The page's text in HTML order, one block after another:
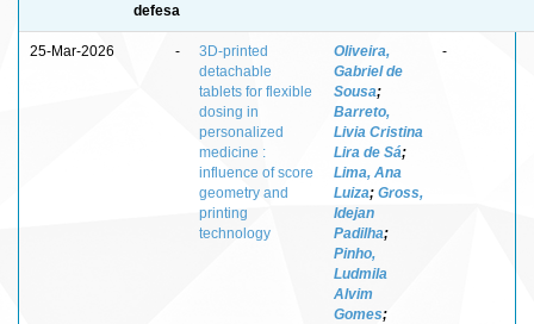
defesa
25-Mar-2026 -
3D-printed
detachable
tablets for flexible
dosing in
personalized
medicine :
influence of score
geometry and
printing
technology
Oliveira,
Gabriel de
Sousa;
Barreto,
Livia Cristina
Lira de Sá;
Lima, Ana
Luiza; Gross,
Idejan
Padilha;
Pinho,
Ludmila
Alvim
Gomes;
-